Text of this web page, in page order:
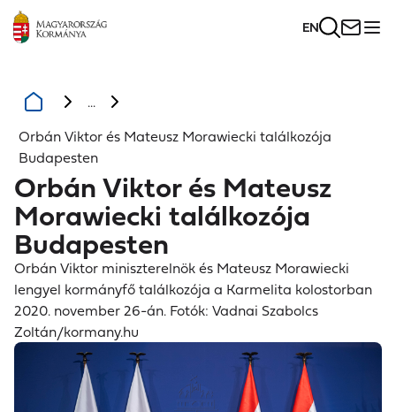
EN
...
Orbán Viktor és Mateusz Morawiecki találkozója
Budapesten
Orbán Viktor és Mateusz
Morawiecki találkozója
Budapesten
Orbán Viktor miniszterelnök és Mateusz Morawiecki
lengyel kormányfő találkozója a Karmelita kolostorban
2020. november 26-án. Fotók: Vadnai Szabolcs
Zoltán/kormany.hu